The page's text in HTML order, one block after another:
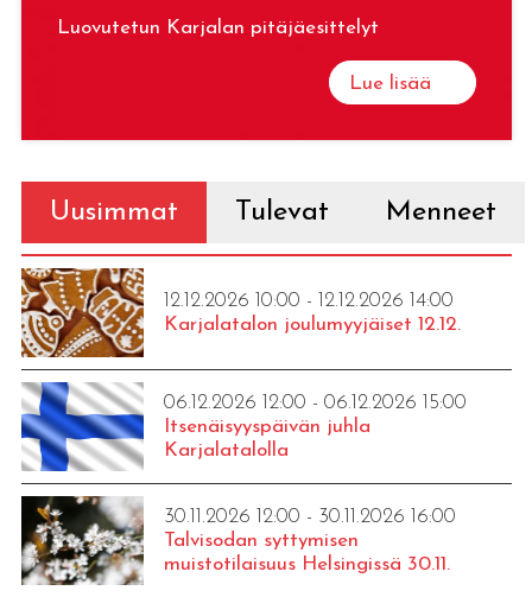
Luovutetun Karjalan pitäjäesittelyt
Lue lisää
Uusimmat Tulevat Menneet
12.12.2026 10:00 - 12.12.2026 14:00
Karjalatalon joulumyyjäiset 12.12.
06.12.2026 12:00 - 06.12.2026 15:00
Itsenäisyyspäivän juhla
Karjalatalolla
30.11.2026 12:00 - 30.11.2026 16:00
Talvisodan syttymisen
muistotilaisuus Helsingissä 30.11.